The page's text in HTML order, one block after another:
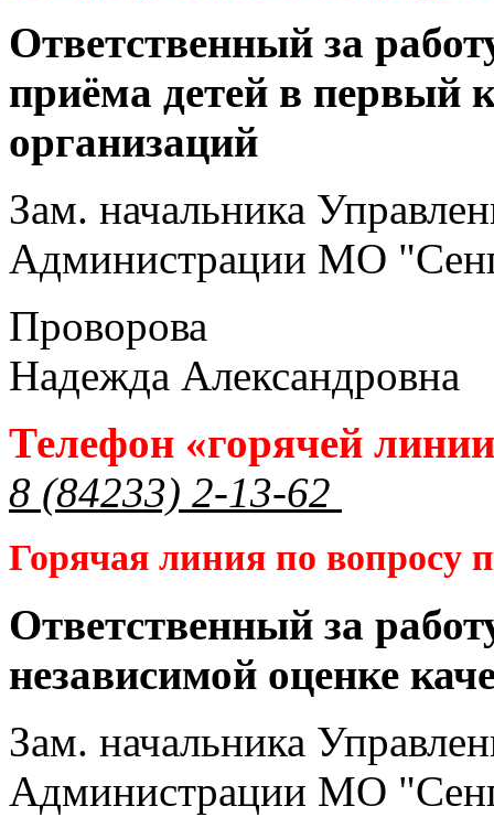
Ответственный за
приёма детей в первый
организаций
Зам. начальника
Администрации МО
Проворова
Надежда Александровна
Телефон «горячей
8 (84233) 2-13-62
Горячая линия по вопросу
Ответственный за
независимой оценке
Зам. начальника
Администрации МО